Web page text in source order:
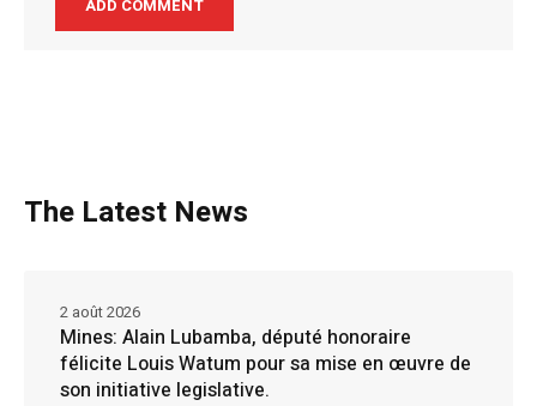
The Latest News
Mines: Alain Lubamba, député honoraire
félicite Louis Watum pour sa mise en œuvre de
son initiative legislative.
2 août 2026